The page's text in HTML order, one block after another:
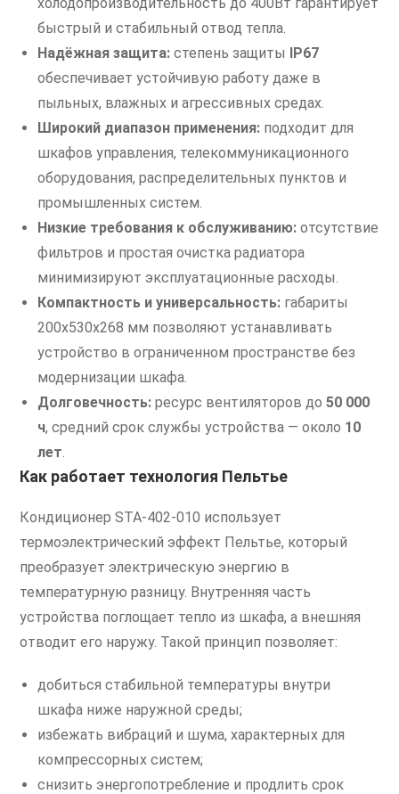
быстрый и стабильный отвод тепла.
Надёжная защита: степень защиты IP67
обеспечивает устойчивую работу даже в
пыльных, влажных и агрессивных средах.
Широкий диапазон применения: подходит для
шкафов управления, телекоммуникационного
оборудования, распределительных пунктов и
промышленных систем.
Низкие требования к обслуживанию: отсутствие
фильтров и простая очистка радиатора
минимизируют эксплуатационные расходы.
Компактность и универсальность: габариты
200х530х268 мм позволяют устанавливать
устройство в ограниченном пространстве без
модернизации шкафа.
Долговечность: ресурс вентиляторов до50 000
ч, средний срок службы устройства — около 10
лет
Как работает технология Пельтье
Кондиционер STA-402-010 использует
термоэлектрический эффект Пельтье, который
преобразует электрическую энергию в
температурную разницу. Внутренняя часть
устройства поглощает тепло из шкафа, а внешняя
отводит его наружу. Такой принцип позволяет:
добиться стабильной температуры внутри
шкафа ниже наружной среды;
избежать вибраций и шума, характерных для
компрессорных систем;
снизить энергопотребление и продлить срок